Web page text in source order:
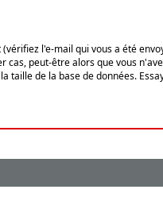
l'e-mail qui vous a été
peut-être alors que vous
de la base de données.